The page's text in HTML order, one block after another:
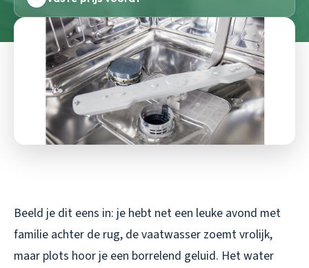
Beeld je dit eens in: je hebt net een leuke avond met
familie achter de rug, de vaatwasser zoemt vrolijk,
maar plots hoor je een borrelend geluid. Het water